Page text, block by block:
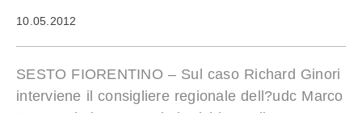
10.05.2012
SESTO FIORENTINO – Sul caso Richard Ginori
interviene il consigliere regionale dell?udc Marco